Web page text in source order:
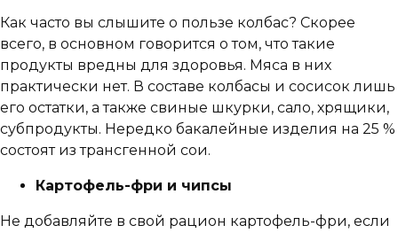
Как часто вы слышите о пользе колбас? Скорее
всего, в основном говорится о том, что такие
продукты вредны для здоровья. Мяса в них
практически нет. В составе колбасы и сосисок лишь
его остатки, а также свиные шкурки, сало, хрящики,
субпродукты. Нередко бакалейные изделия на 25 %
состоят из трансгенной сои.
Картофель-фри и чипсы
Не добавляйте в свой рацион картофель-фри, если